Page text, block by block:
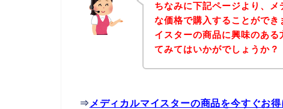
ちなみに下記ページより、
な価格で購入することがで
イスターの商品に興味のあ
てみてはいかがでしょうか？
⇒ メディカルマイスターの商品を今すぐお